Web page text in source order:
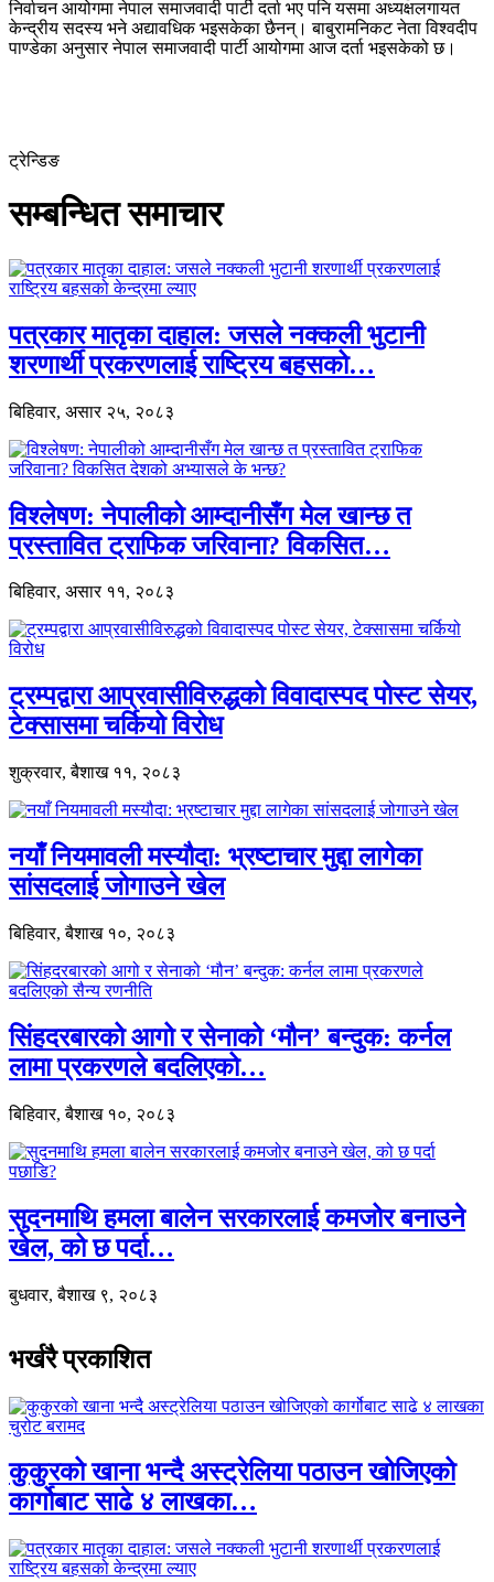
निर्वाचन आयोगमा नेपाल समाजवादी पार्टी दर्ता भए पनि यसमा अध्यक्षलगायत
केन्द्रीय सदस्य भने अद्यावधिक भइसकेका छैनन्। बाबुरामनिकट नेता विश्वदीप
पाण्डेका अनुसार नेपाल समाजवादी पार्टी आयोगमा आज दर्ता भइसकेको छ।
ट्रेन्डिङ
सम्बन्धित समाचार
पत्रकार मातृका दाहाल: जसले नक्कली भुटानी
शरणार्थी प्रकरणलाई राष्ट्रिय बहसको…
बिहिवार, असार २५, २०८३
विश्लेषण: नेपालीको आम्दानीसँग मेल खान्छ त
प्रस्तावित ट्राफिक जरिवाना? विकसित…
बिहिवार, असार ११, २०८३
ट्रम्पद्वारा आप्रवासीविरुद्धको विवादास्पद पोस्ट सेयर,
टेक्सासमा चर्कियो विरोध
शुक्रवार, बैशाख ११, २०८३
नयाँ नियमावली मस्यौदा: भ्रष्टाचार मुद्दा लागेका
सांसदलाई जोगाउने खेल
बिहिवार, बैशाख १०, २०८३
सिंहदरबारको आगो र सेनाको ‘मौन’ बन्दुक: कर्नल
लामा प्रकरणले बदलिएको…
बिहिवार, बैशाख १०, २०८३
सुदनमाथि हमला बालेन सरकारलाई कमजोर बनाउने
खेल, को छ पर्दा…
बुधवार, बैशाख ९, २०८३
भर्खरै प्रकाशित
कुकुरको खाना भन्दै अस्ट्रेलिया पठाउन खोजिएको
कार्गोबाट साढे ४ लाखका…